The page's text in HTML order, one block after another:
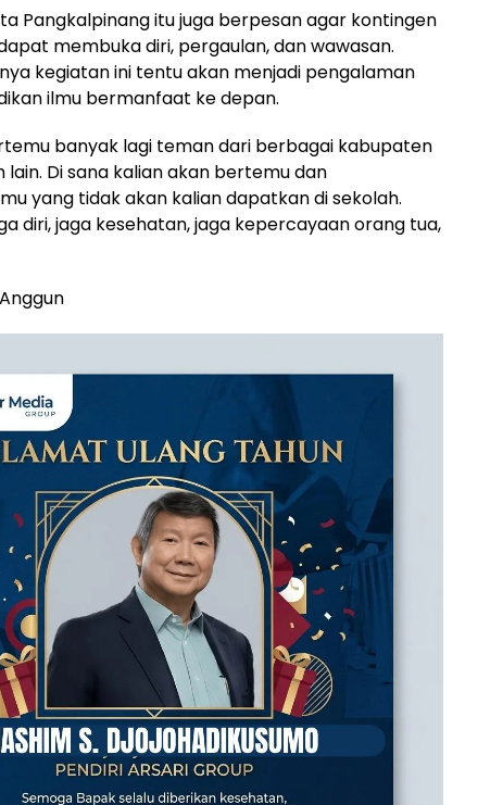
Pangkalpinang itu juga berpesan agar kontingen
membuka diri, pergaulan, dan wawasan.
kegiatan ini tentu akan menjadi pengalaman
ilmu bermanfaat ke depan.
banyak lagi teman dari berbagai kabupaten
lain. Di sana kalian akan bertemu dan
yang tidak akan kalian dapatkan di sekolah.
diri, jaga kesehatan, jaga kepercayaan orang tua,